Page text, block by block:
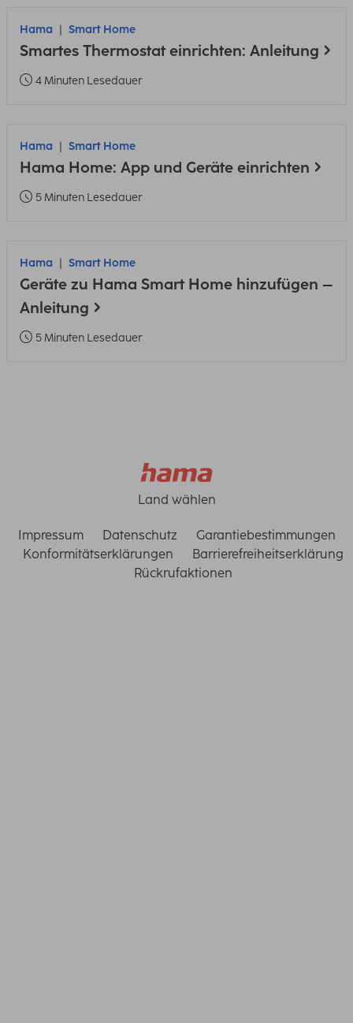
Hama Smart Home
Smartes Thermostat einrichten: Anleitung
4 Minuten Lesedauer
Hama Smart Home
Hama Home: App und Geräte einrichten
5 Minuten Lesedauer
Hama Smart Home
Geräte zu Hama Smart Home hinzufügen –
Anleitung
5 Minuten Lesedauer
Land wählen
Impressum Datenschutz
Garantiebestimmungen
Konformitätserklärungen
Barrierefreiheitserklärung
Rückrufaktionen